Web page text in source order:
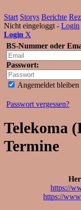
Start Storys Berichte
Nicht eingeloggt - Login
Login X
BS-Nummer oder
Passwort:
Angemeldet bleiben
Passwort vergessen?
Telekoma
Termine
https://
https://